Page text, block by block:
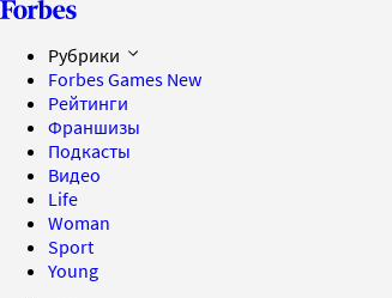
Рубрики
Forbes Games New
Рейтинги
Франшизы
Подкасты
Видео
Life
Woman
Sport
Young